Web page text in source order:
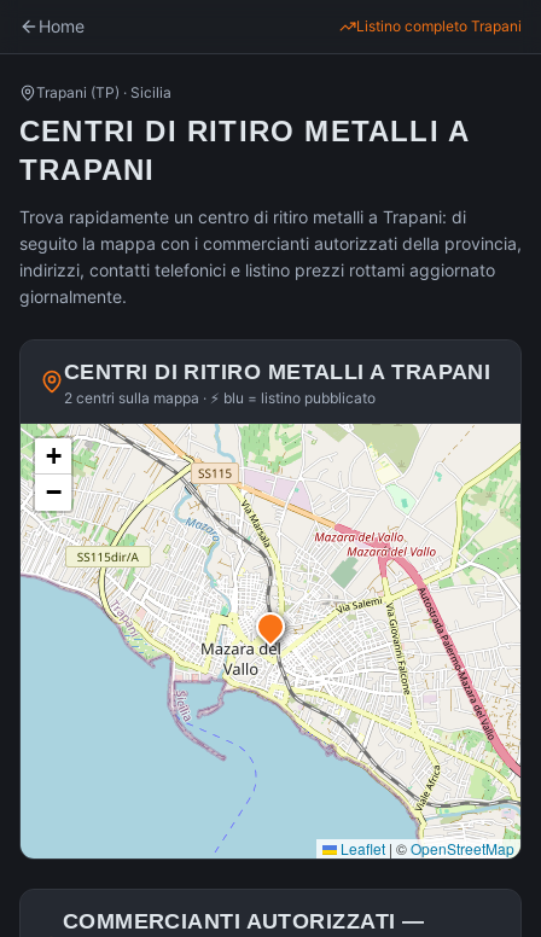
Home Listino completo Trapani
Trapani (TP) · Sicilia
CENTRI DI RITIRO METALLI A
TRAPANI
Trova rapidamente un centro di ritiro metalli a Trapani: di
seguito la mappa con i commercianti autorizzati della provincia,
indirizzi, contatti telefonici e listino prezzi rottami aggiornato
giornalmente.
CENTRI DI RITIRO METALLI ATRAPANI
2 centri sulla mappa · ⚡ blu = listino pubblicato
+
−
Leaflet | ©OpenStreetMap
COMMERCIANTI AUTORIZZATI —